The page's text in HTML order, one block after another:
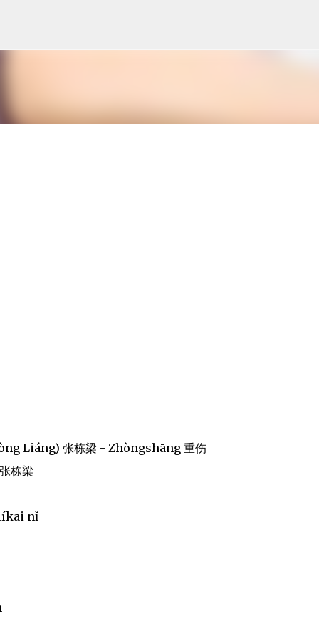
Liáng) 张栋梁 - Zhòngshāng 重伤
栋梁
nǐ